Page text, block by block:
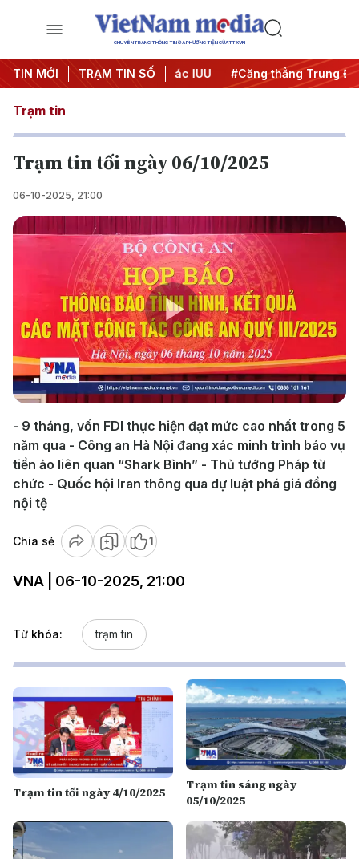
CHUYÊN TRANG THÔNG TIN ĐA PHƯƠNG TIỆN CỦA TTXVN
TIN MỚI TRẠM TIN SỐ
đêm #Chống khai thác IUU #Căng thẳng Trung Đông
Trạm tin
Trạm tin tối ngày 06/10/2025
06-10-2025, 21:00
Play
Video
- 9 tháng, vốn FDI thực hiện đạt mức cao nhất trong 5
năm qua - Công an Hà Nội đang xác minh trình báo vụ
tiền ảo liên quan “Shark Bình” - Thủ tướng Pháp từ
chức - Quốc hội Iran thông qua dự luật phá giá đồng
nội tệ
Chia sẻ 1
VNA | 06-10-2025, 21:00
Từ khóa: trạm tin
Trạm tin tối ngày 4/10/2025
Trạm tin sáng ngày
05/10/2025